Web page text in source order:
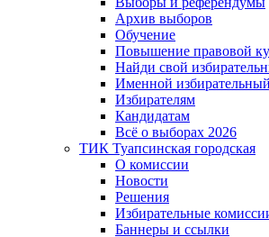
Архив выборов
Обучение
Повышение правовой
Найди свой
Именной
Избирателям
Кандидатам
Всё о выборах 2026
ТИК Туапсинская городская
О комиссии
Новости
Решения
Избирательные
Баннеры и ссылки